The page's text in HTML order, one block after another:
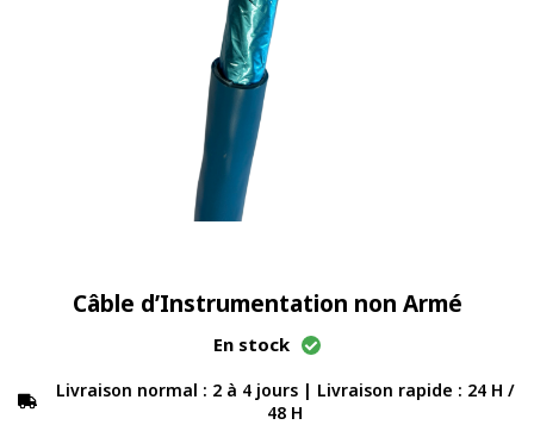
Câble d’Instrumentation non Armé
En stock
Livraison normal : 2 à 4 jours | Livraison rapide : 24 H /
48 H